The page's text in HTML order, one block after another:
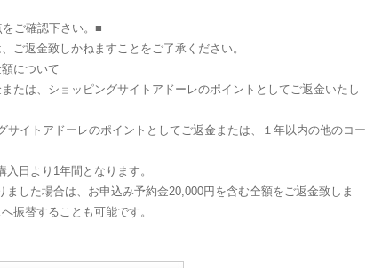
ご確認下さい。■
ご返金致しかねますことをご了承ください。
について
は、ショッピングサイトアドーレのポイントとしてご返金いたし
イトアドーレのポイントとしてご返金または、１年以内の他のコー
も可能です。
日より1年間となります。
した場合は、お申込み予約金20,000円を含む全額をご返金致しま
振替することも可能です。